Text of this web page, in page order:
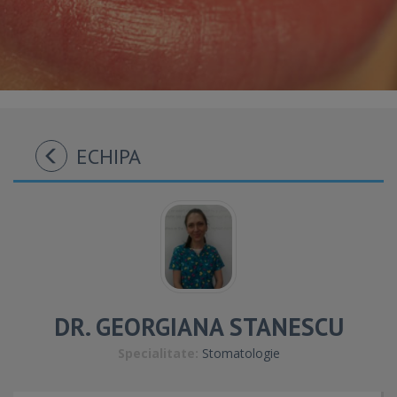
ECHIPA
DR. GEORGIANA STANESCU
Stomatologie